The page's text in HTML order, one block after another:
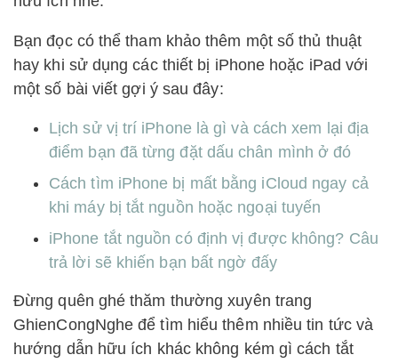
Bạn đọc có thể tham khảo thêm một số thủ thuật
hay khi sử dụng các thiết bị iPhone hoặc iPad với
một số bài viết gợi ý sau đây:
Lịch sử vị trí iPhone là gì và cách xem lại địa
điểm bạn đã từng đặt dấu chân mình ở đó
Cách tìm iPhone bị mất bằng iCloud ngay cả
khi máy bị tắt nguồn hoặc ngoại tuyến
iPhone tắt nguồn có định vị được không? Câu
trả lời sẽ khiến bạn bất ngờ đấy
Đừng quên ghé thăm thường xuyên trang
GhienCongNghe để tìm hiểu thêm nhiều tin tức và
hướng dẫn hữu ích khác không kém gì cách tắt